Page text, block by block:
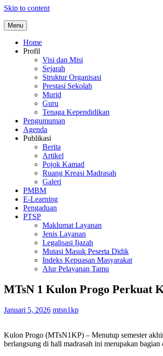
Skip to content
Menu
Home
Profil
Visi dan Misi
Sejarah
Struktur Organisasi
Prestasi Sekolah
Murid
Guru
Tenaga Kependidikan
Pengumuman
Agenda
Publikasi
Berita
Artikel
Pojok Kamad
Ruang Kreasi Madrasah
Galeri
PMBM
E-Learning
Pengaduan
PTSP
Maklumat Layanan
Jenis Layanan
Legalisasi Ijazah
Mutasi Masuk Peserta Didik
Indeks Kepuasan Masyarakat
Alur Pelayanan Tamu
MTsN 1 Kulon Progo Perkuat
Januari 5, 2026 mtsn1kp
Kulon Progo (MTsN1KP) – Menutup semester
berlangsung di hall madrasah ini merupakan